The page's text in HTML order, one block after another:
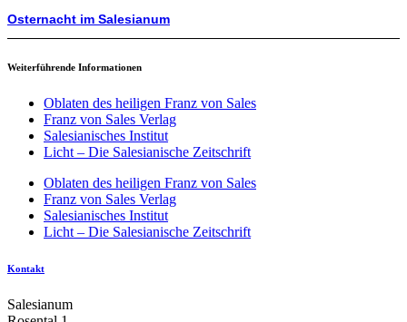
Osternacht im Salesianum
Weiterführende Informationen
Oblaten des heiligen Franz von Sales
Franz von Sales Verlag
Salesianisches Institut
Licht – Die Salesianische Zeitschrift
Oblaten des heiligen Franz von Sales
Franz von Sales Verlag
Salesianisches Institut
Licht – Die Salesianische Zeitschrift
Kontakt
Salesianum